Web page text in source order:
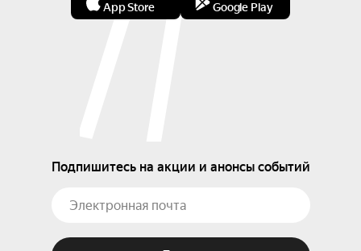
App Store Google Play
Подпишитесь на акции и анонсы событий